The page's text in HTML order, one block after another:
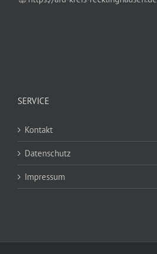
SERVICE
Kontakt
Datenschutz
Impressum